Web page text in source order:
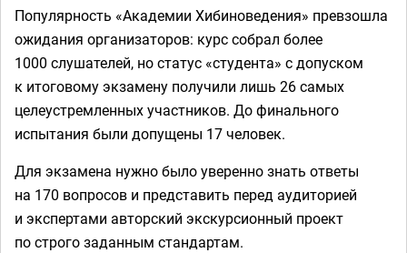
Популярность «Академии Хибиноведения» превзошла
ожидания организаторов: курс собрал более
1000 слушателей, но статус «студента» с допуском
к итоговому экзамену получили лишь 26 самых
целеустремленных участников. До финального
испытания были допущены 17 человек.
Для экзамена нужно было уверенно знать ответы
на 170 вопросов и представить перед аудиторией
и экспертами авторский экскурсионный проект
по строго заданным стандартам.